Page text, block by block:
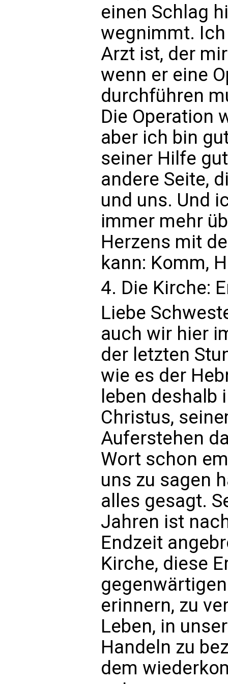
einen Schlag
wegnimmt.
Arzt ist, der
wenn er eine
durchführen
Die Operation
aber ich bin
seiner Hilfe
andere Seite,
und uns. Und
immer mehr
Herzens mit
kann: Komm,
4. Die Kirche:
Liebe
auch wir hier
der letzten
wie es der
leben deshalb
Christus,
Auferstehen
Wort schon
uns zu sagen
alles gesagt.
Jahren ist
Endzeit
Kirche, diese
erinnern, zu
Leben, in
Handeln zu
dem